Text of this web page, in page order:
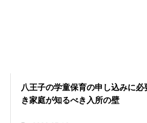
八王子の学童保育の申し込みに必
き家庭が知るべき入所の壁